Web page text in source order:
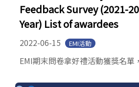
Feedback Survey (2021-
Year) List of awardees
2022-06-15 EMI活動
EMI期末問卷拿好禮活動獲獎名單